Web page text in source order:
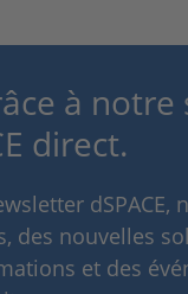
à notre
direct.
des nouvelles
et des